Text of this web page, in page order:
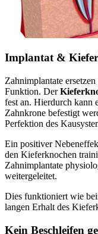
Implantat &
Zahnimplantate
Funktion. Der
fest an. Hierdurch kann
Zahnkrone befestigt
Perfektion des
Ein positiver
den Kieferknochen
Zahnimplantate
weitergeleitet.
Dies funktioniert wie
langen Erhalt des
Kein Beschleifen